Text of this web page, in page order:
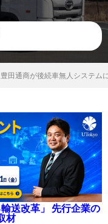
豊田通商が後続車無人システ
送改革」 先行企業の
材